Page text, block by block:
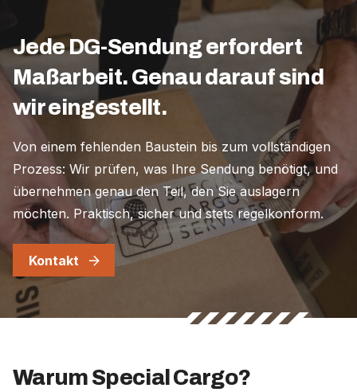
Jede DG-Sendung erfordert
Maßarbeit. Genau darauf sind
wir eingestellt.
Von einem fehlenden Baustein bis zum vollständigen
Prozess: Wir prüfen, was Ihre Sendung benötigt, und
übernehmen genau den Teil, den Sie auslagern
möchten. Praktisch, sicher und stets regelkonform.
Kontakt
Warum Special Cargo?